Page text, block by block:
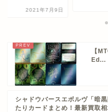
2021年7月9日
【
Ed...
シャドウバースエボルヴ「暗
たりカードまとめ！最新買取